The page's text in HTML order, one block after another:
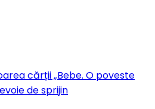
cărții „Bebe. O poveste
de sprijin